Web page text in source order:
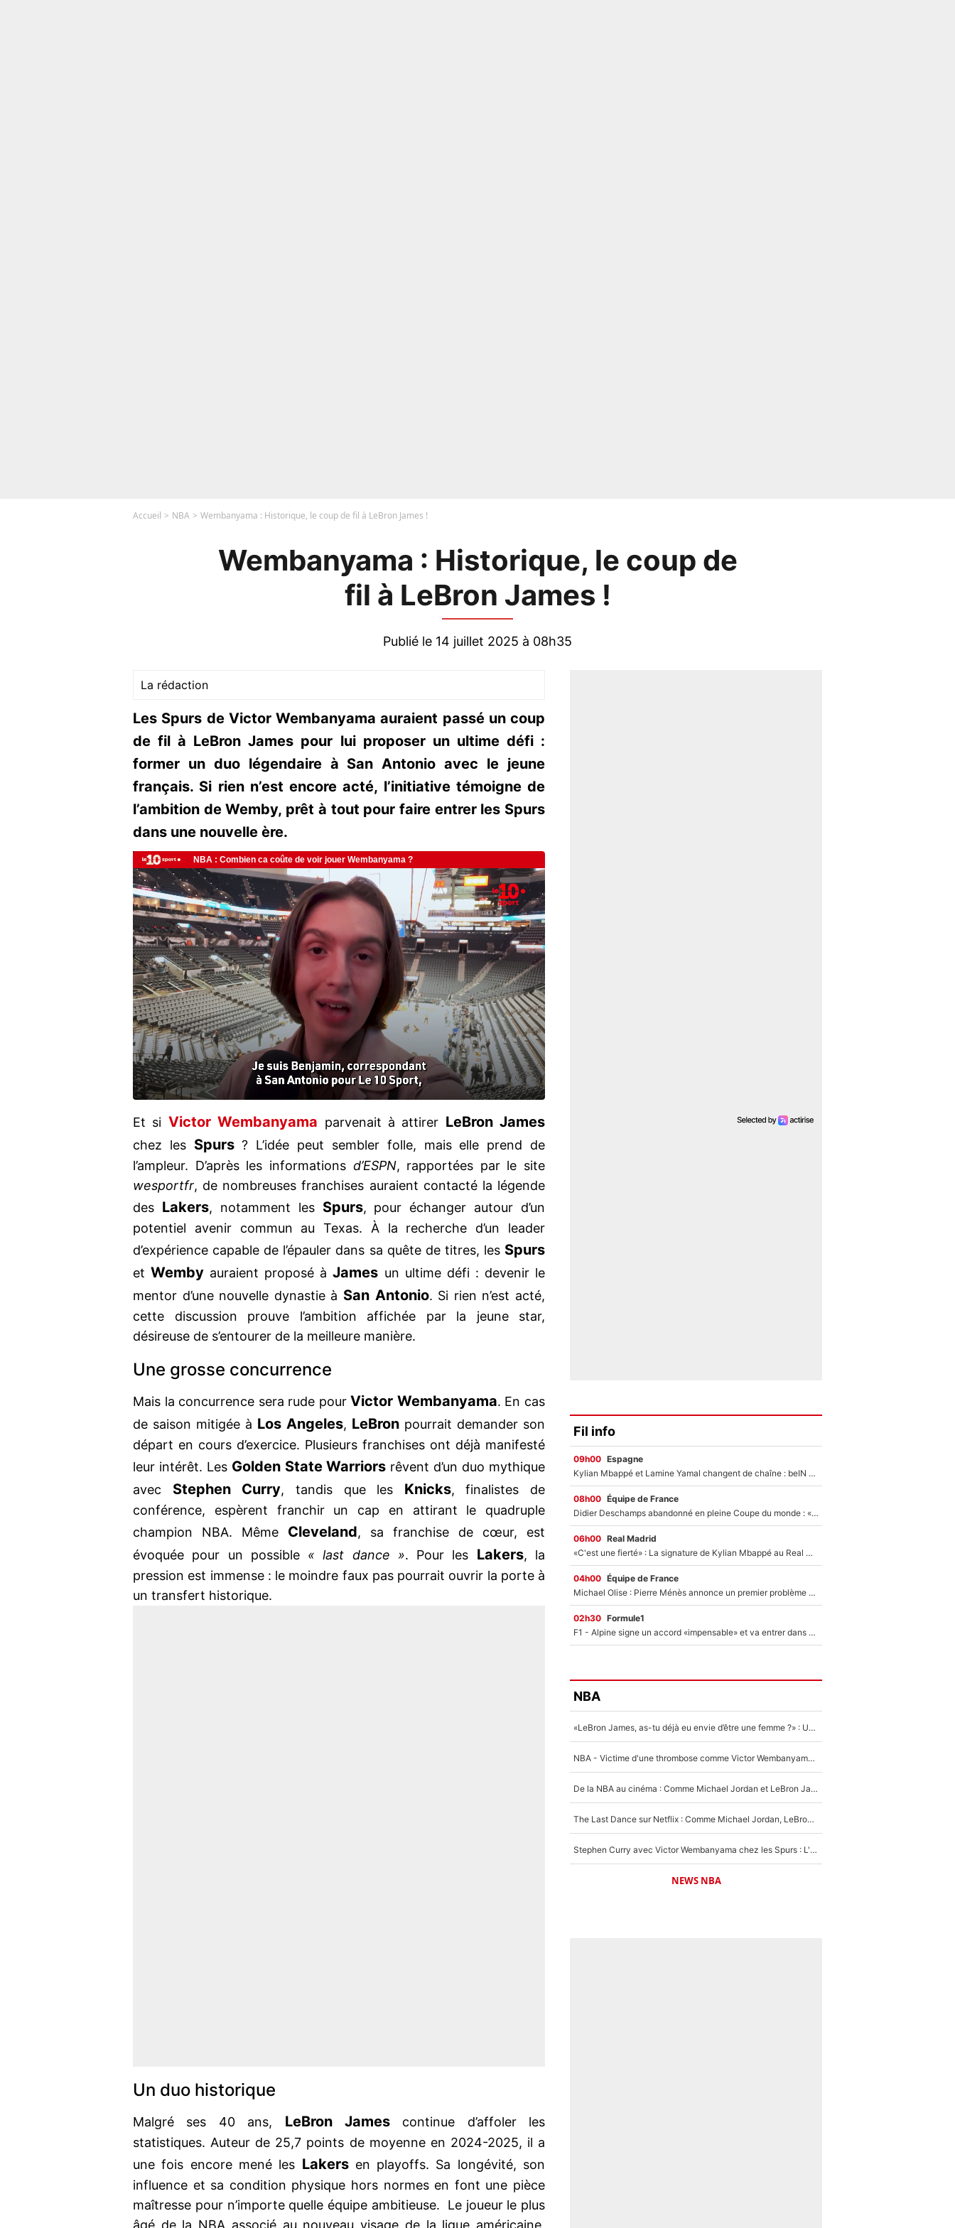
Accueil NBA Wembanyama : Historique, le coup de fil à LeBron James !
Wembanyama : Historique, le coup de
fil à LeBron James !
Publié le 14 juillet 2025 à 08h35
La rédaction
Les Spurs de Victor Wembanyama auraient passé un coup
de fil à LeBron James pour lui proposer un ultime défi :
former un duo légendaire à San Antonio avec le jeune
français. Si rien n’est encore acté, l’initiative témoigne de
l’ambition de Wemby, prêt à tout pour faire entrer les Spurs
dans une nouvelle ère.
Et si Victor Wembanyama parvenait à attirer LeBron James
chez les Spurs? L’idée peut sembler folle, mais elle prend de
l’ampleur. D’après les informations d’ESPN, rapportées par le site
wesportfr, de nombreuses franchises auraient contacté la légende
des Lakers, notamment les Spurs, pour échanger autour d’un
potentiel avenir commun au Texas. À la recherche d’un leader
d’expérience capable de l’épauler dans sa quête de titres, les Spurs
etWemby auraient proposé àJames un ultime défi : devenir le
mentor d’une nouvelle dynastie à San Antonio. Si rien n’est acté,
cette discussion prouve l’ambition affichée par la jeune star,
désireuse de s’entourer de la meilleure manière.
Une grosse concurrence
Mais la concurrence sera rude pourVictor Wembanyama. En cas
de saison mitigée à Los Angeles, LeBron pourrait demander son
départ en cours d’exercice. Plusieurs franchises ont déjà manifesté
leur intérêt. Les Golden State Warriors rêvent d’un duo mythique
avec Stephen Curry, tandis que les Knicks, finalistes de
conférence, espèrent franchir un cap en attirant le quadruple
champion NBA. Même Cleveland, sa franchise de cœur, est
évoquée pour un possible « last dance ». Pour les Lakers, la
pression est immense : le moindre faux pas pourrait ouvrir la porte à
un transfert historique.
Un duo historique
Malgré ses 40 ans, LeBron Jamescontinue d’affoler les
statistiques. Auteur de 25,7 points de moyenne en 2024-2025, il a
une fois encore mené les Lakersen playoffs. Sa longévité, son
influence et sa condition physique hors normes en font une pièce
maîtresse pour n’importe quelle équipe ambitieuse. Le joueur le plus
âgé de la NBA associé au nouveau visage de la ligue américaine,
Fil info
09h00 Espagne
Kylian Mbappé et Lamine Yamal changent de chaîne : beIN SPORTS ne digère pas cette décision historique et prédit un fiasco pour la Liga
08h00 Équipe de France
Didier Deschamps abandonné en pleine Coupe du monde : «La FFF était déjà passée à Zinedine Zidane»
06h00 Real Madrid
«C'est une fierté» : La signature de Kylian Mbappé au Real Madrid continue de régaler l'Espagne
04h00 Équipe de France
Michael Olise : Pierre Ménès annonce un premier problème pour Zinedine Zidane en équipe de France
02h30 Formule1
F1 - Alpine signe un accord «impensable» et va entrer dans une nouvelle dimension : Grande nouvelle pour Pierre Gasly !
NBA
«LeBron James, as-tu déjà eu envie d’être une femme ?» : Un dérapage de Donald Trump sur la superstar de la NBA refait surface
NBA - Victime d'une thrombose comme Victor Wembanyama, Chris Bosh prévient le Français des risques sur sa santé : «J’ai failli mourir sur le coup et j’ai été ramené à la vie»
De la NBA au cinéma : Comme Michael Jordan et LeBron James, Victor Wembanyama rêve d'une carrière d'acteur !
The Last Dance sur Netflix : Comme Michael Jordan, LeBron James va avoir le droit à sa série !
Stephen Curry avec Victor Wembanyama chez les Spurs : L'idée d'un trade historique est lancée en NBA !
NEWS NBA